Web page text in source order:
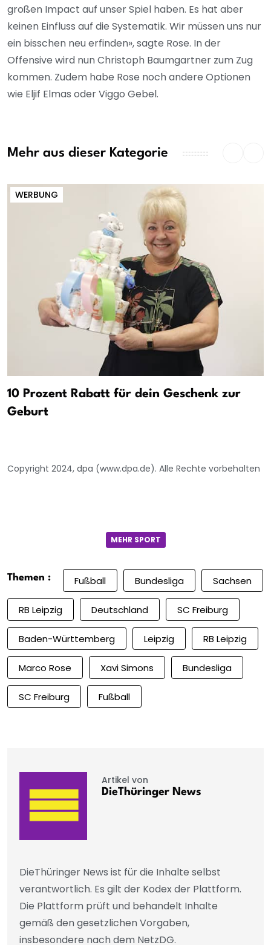
großen Impact auf unser Spiel haben. Es hat aber
keinen Einfluss auf die Systematik. Wir müssen uns nur
ein bisschen neu erfinden», sagte Rose. In der
Offensive wird nun Christoph Baumgartner zum Zug
kommen. Zudem habe Rose noch andere Optionen
wie Eljif Elmas oder Viggo Gebel.
Mehr aus dieser Kategorie
WERBUNG
10 Prozent Rabatt für dein Geschenk zur
Geburt
Copyright 2024, dpa (www.dpa.de). Alle Rechte vorbehalten
MEHR SPORT
Themen : Fußball Bundesliga Sachsen
RB Leipzig Deutschland SC Freiburg
Baden-Württemberg Leipzig RB Leipzig
Marco Rose Xavi Simons Bundesliga
SC Freiburg Fußball
Artikel von
DieThüringer News
DieThüringer News ist für die Inhalte selbst
verantwortlich. Es gilt der Kodex der Plattform.
Die Plattform prüft und behandelt Inhalte
gemäß den gesetzlichen Vorgaben,
insbesondere nach dem NetzDG.